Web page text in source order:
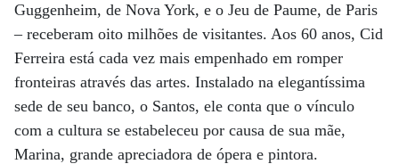
Guggenheim, de Nova York, e o Jeu de Paume, de Paris
– receberam oito milhões de visitantes. Aos 60 anos, Cid
Ferreira está cada vez mais empenhado em romper
fronteiras através das artes. Instalado na elegantíssima
sede de seu banco, o Santos, ele conta que o vínculo
com a cultura se estabeleceu por causa de sua mãe,
Marina, grande apreciadora de ópera e pintora.